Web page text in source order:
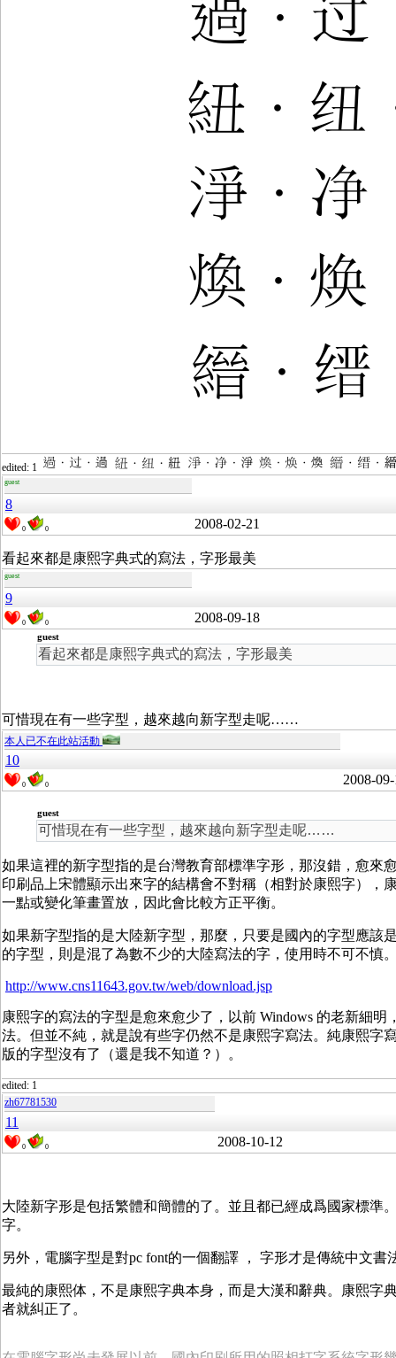
edited: 1
guest
8
0 0 2008-02-21
看起來都是康熙字典式的寫法，字形最美
guest
9
0 0 2008-09-18
guest
看起來都是康熙字典式的寫法，字形最美
可惜現在有一些字型，越來越向新字型走呢……
本人已不在此站活動
10
0 0 2008-
guest
可惜現在有一些字型，越來越向新字型走呢……
如果這裡的新字型指的是台灣教育部標準字形，那沒錯，愈來
印刷品上宋體顯示出來字的結構會不對稱（相對於康熙字），
一點或變化筆畫置放，因此會比較方正平衡。
如果新字型指的是大陸新字型，那麼，只要是國內的字型應該
的字型，則是混了為數不少的大陸寫法的字，使用時不可不慎
http://www.cns11643.gov.tw/web/download.jsp
康熙字的寫法的字型是愈來愈少了，以前 Windows 的老新細明
法。但並不純，就是說有些字仍然不是康熙字寫法。純康熙字
版的字型沒有了（還是我不知道？）。
edited: 1
zh67781530
11
0 0 2008-10-12
大陸新字形是包括繁體和簡體的了。並且都已經成爲國家標準
字。
另外，電腦字型是對pc font的一個翻譯 ， 字形才是傳統中文書
最純的康熙体，不是康熙字典本身，而是大漢和辭典。康熙字
者就糾正了。